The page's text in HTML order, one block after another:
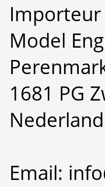
Model
1681 PG
Nederland
Email: